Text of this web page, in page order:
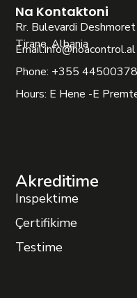
Akreditime
Inspektime
Çertifikime
Testime
Na Kontaktoni
Rr. Bulevardi
Tirane, Albania
Email:info@noacontrol.al
Phone: +355 44500378
Hours: E Hene -E